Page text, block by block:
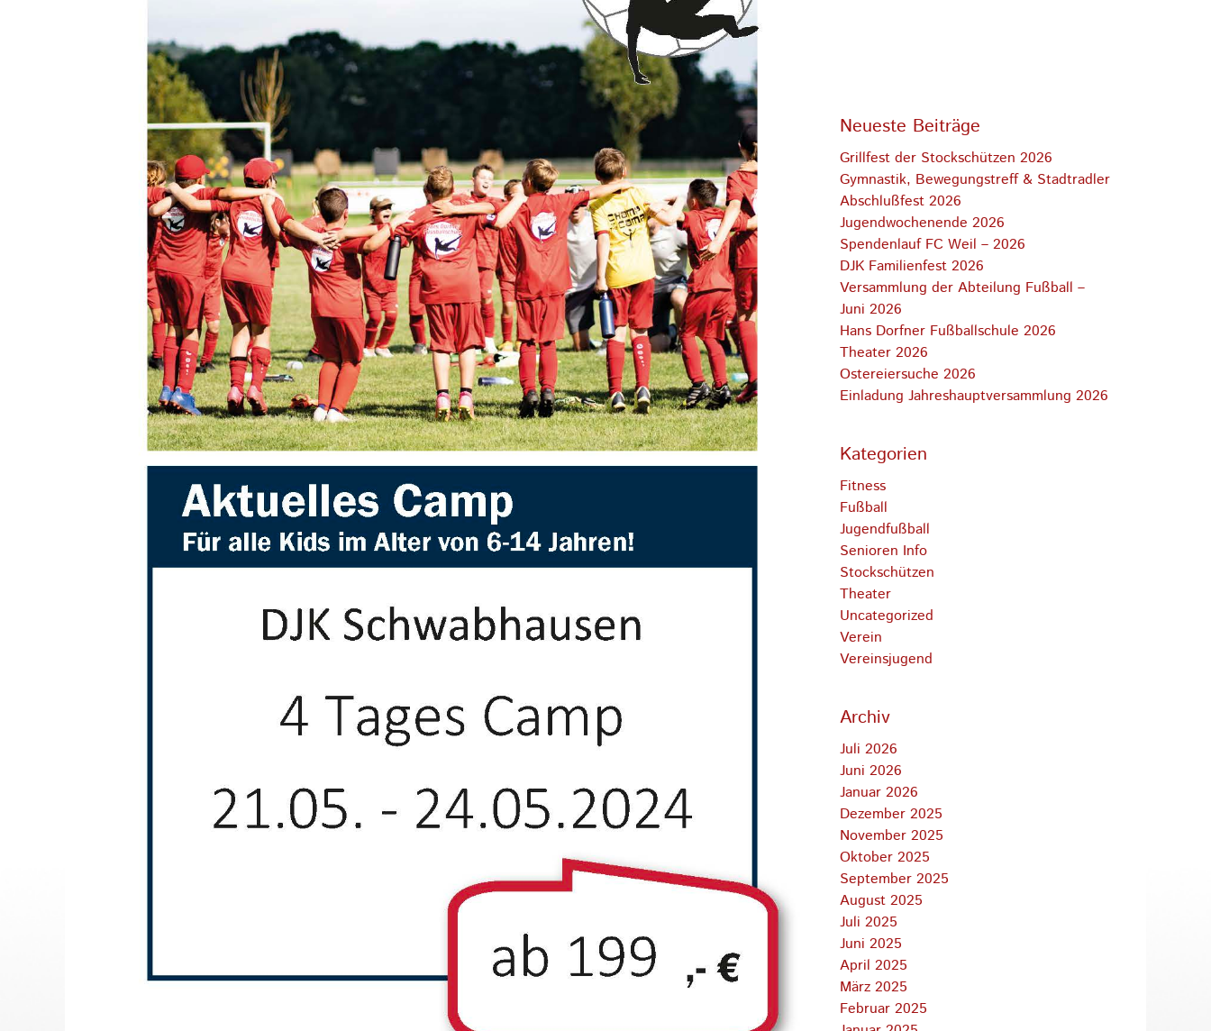
Neueste Beiträge
Grillfest der Stockschützen 2026
Gymnastik, Bewegungstreff & Stadtradler
Abschlußfest 2026
Jugendwochenende 2026
Spendenlauf FC Weil – 2026
DJK Familienfest 2026
Versammlung der Abteilung Fußball –
Juni 2026
Hans Dorfner Fußballschule 2026
Theater 2026
Ostereiersuche 2026
Einladung Jahreshauptversammlung 2026
Kategorien
Fitness
Fußball
Jugendfußball
Senioren Info
Stockschützen
Theater
Uncategorized
Verein
Vereinsjugend
Archiv
Juli 2026
Juni 2026
Januar 2026
Dezember 2025
November 2025
Oktober 2025
September 2025
August 2025
Juli 2025
Juni 2025
April 2025
März 2025
Februar 2025